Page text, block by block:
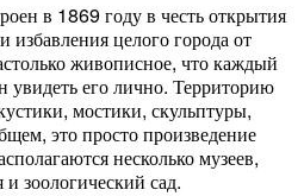
в 1869 году в честь открытия
избавления целого города от
живописное, что каждый
увидеть его лично. Территорию
мостики, скульптуры,
это просто произведение
несколько музеев,
и зоологический сад.